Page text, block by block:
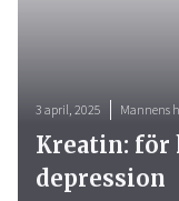
3 april, 2025 Mannens
Kreatin: för
depression